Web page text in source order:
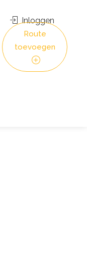
Inloggen
Route
toevoegen